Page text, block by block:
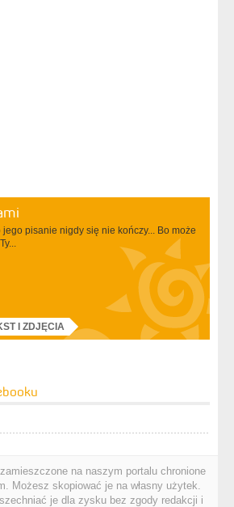
pisanie nigdy się nie kończy... Bo może
I ZDJĘCIA
na naszym portalu chronione
Możesz skopiować je na własny użytek.
je dla zysku bez zgody redakcji i